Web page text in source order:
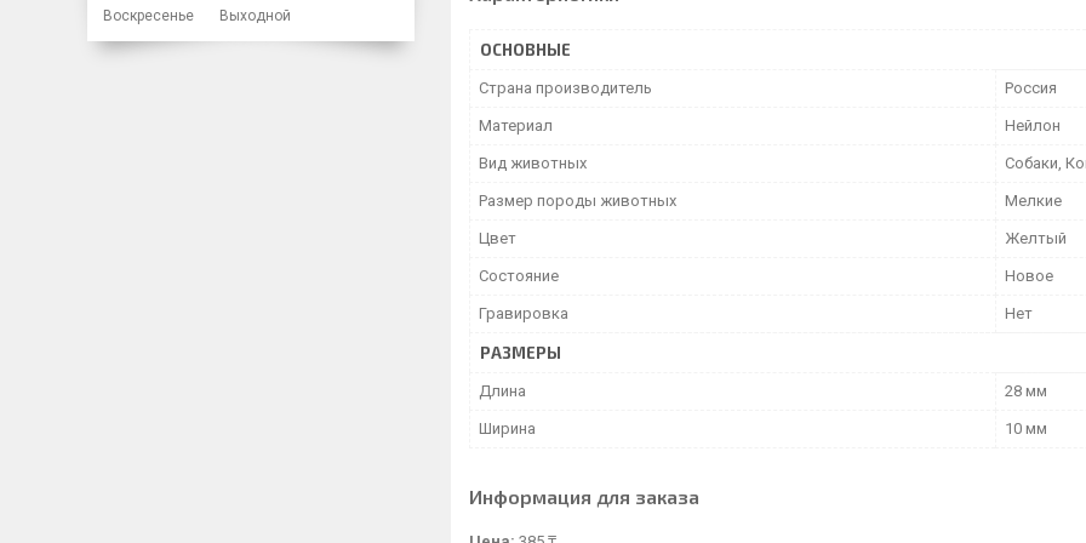
ОСНОВНЫЕ
Страна производитель Россия
Материал Нейлон
Вид животных Собаки,
Размер породы животных Мелкие
Цвет Желтый
Состояние Новое
Гравировка Нет
РАЗМЕРЫ
Длина 28 мм
Ширина 10 мм
Информация для заказа
Воскресенье Выходной